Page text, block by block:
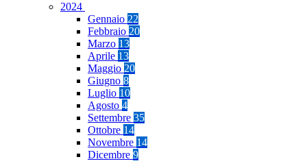
2024
Gennaio 22
Febbraio 20
Marzo 13
Aprile 13
Maggio 20
Giugno 8
Luglio 10
Agosto 4
Settembre 35
Ottobre 14
Novembre 14
Dicembre 9